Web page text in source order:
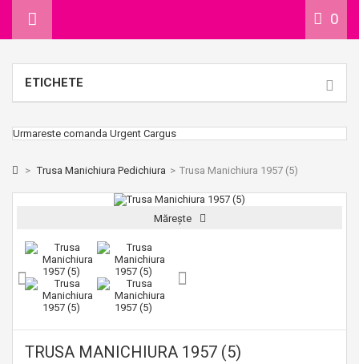
0
ETICHETE
Urmareste comanda Urgent Cargus
> Trusa Manichiura Pedichiura > Trusa Manichiura 1957 (5)
Mărește
TRUSA MANICHIURA 1957 (5)